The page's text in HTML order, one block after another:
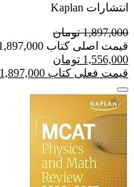
انتشارات Kaplan
1,897,000 تومان
قیمت اصلی کتاب 1,897,000 تومان بود
1,556,000 تومان
قیمت فعلی کتاب 1,897,000 تومان است